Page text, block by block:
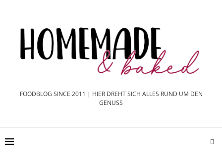
FOODBLOG SINCE 2011 | HIER DREHT SICH ALLES RUND UM DEN
GENUSS